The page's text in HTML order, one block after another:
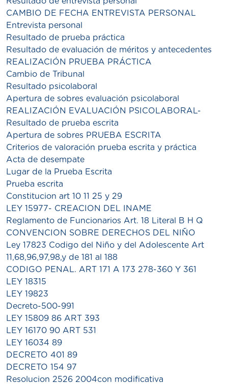
CAMBIO DE FECHA ENTREVISTA PERSONAL
Entrevista personal
Resultado de prueba práctica
Resultado de evaluación de méritos y antecedentes
REALIZACIÓN PRUEBA PRÁCTICA
Cambio de Tribunal
Resultado psicolaboral
Apertura de sobres evaluación psicolaboral
REALIZACIÓN EVALUACIÓN PSICOLABORAL-
Resultado de prueba escrita
Apertura de sobres PRUEBA ESCRITA
Criterios de valoración prueba escrita y práctica
Acta de desempate
Lugar de la Prueba Escrita
Prueba escrita
Constitucion art 10 11 25 y 29
LEY 15977- CREACION DEL INAME
Reglamento de Funcionarios Art. 18 Literal B H Q
CONVENCION SOBRE DERECHOS DEL NIÑO
Ley 17823 Codigo del Niño y del Adolescente Art
11,68,96,97,98,y de 181 al 188
CODIGO PENAL. ART 171 A 173 278-360 Y 361
LEY 18315
LEY 19823
Decreto-500-991
LEY 15809 86 ART 393
LEY 16170 90 ART 531
LEY 16034 89
DECRETO 401 89
DECRETO 154 97
Resolucion 2526 2004con modificativa